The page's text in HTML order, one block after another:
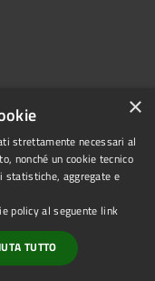
© 2026 • Comune di
di Sacco • Powered by
•Accesso
redazione
×
strettamente necessari al
nonché un cookie tecnico
statistiche, aggregate e
policy al seguente link
TUTTO